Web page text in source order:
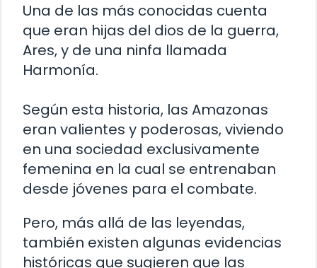
Una de las más conocidas cuenta
que eran hijas del dios de la guerra,
Ares, y de una ninfa llamada
Harmonía.
Según esta historia, las Amazonas
eran valientes y poderosas, viviendo
en una sociedad exclusivamente
femenina en la cual se entrenaban
desde jóvenes para el combate.
Pero, más allá de las leyendas,
también existen algunas evidencias
históricas que sugieren que las